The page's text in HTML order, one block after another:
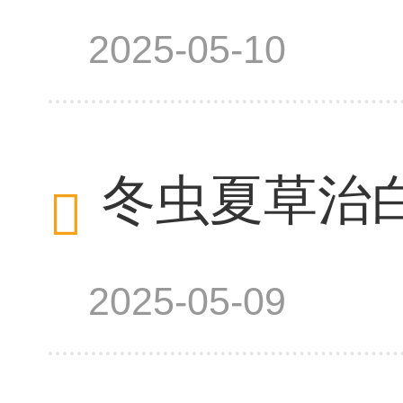
2025-05-10
冬虫夏草治
2025-05-09